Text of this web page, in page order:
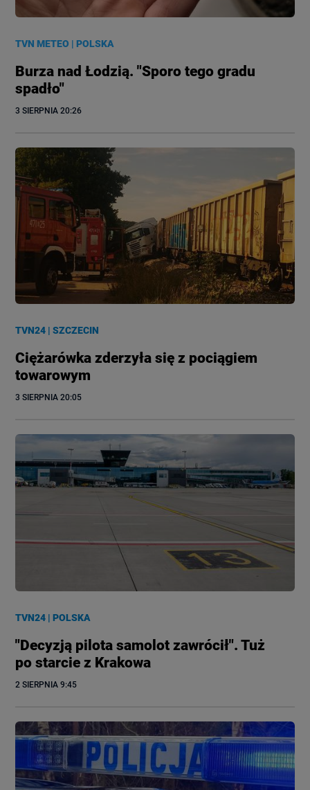
TVN METEO |POLSKA
Burza nad Łodzią. "Sporo tego gradu
spadło"
3 SIERPNIA 20:26
TVN24 |SZCZECIN
Ciężarówka zderzyła się z pociągiem
towarowym
3 SIERPNIA 20:05
TVN24 |POLSKA
"Decyzją pilota samolot zawrócił". Tuż
po starcie z Krakowa
2 SIERPNIA 9:45